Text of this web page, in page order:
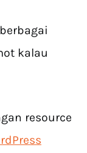
kalau
resource